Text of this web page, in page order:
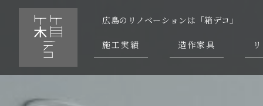
広島のリノベーションは「箱デコ」
施工実績 造作家具